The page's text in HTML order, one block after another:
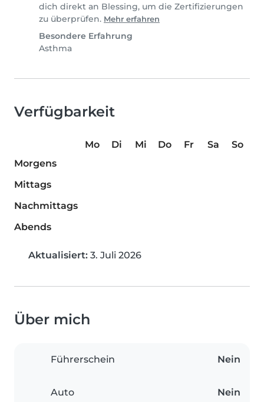
dich direkt an Blessing, um die Zertifizierungen
zu überprüfen. Mehr erfahren
Besondere Erfahrung
Asthma
Verfügbarkeit
Mo Di Mi Do Fr Sa
So
Morgens
Mittags
Nachmittags
Abends
Aktualisiert: 3. Juli 2026
Über mich
Führerschein Nein
Auto Nein